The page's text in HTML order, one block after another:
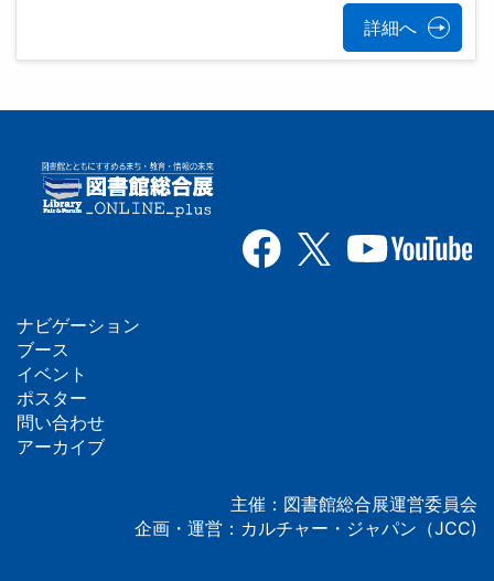
詳細へ
フ
ッ
タ
ナビゲーション
ブース
イベント
ポスター
問い合わせ
アーカイブ
主催：図書館総合展運営委員会
企画・運営：カルチャー・ジャパン（JCC)